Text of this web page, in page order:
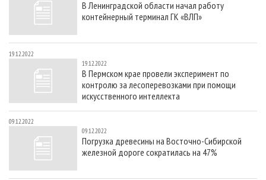
СУШКА ДРЕВЕСИНЫ
ПРОИЗВОДСТВО ДРЕВЕСНЫХ ПЛИТ
ДЕРЕВЯННОЕ ДОМОСТРОЕНИЕ
ПРОИЗВОДСТВО МЕБЕЛИ
БИОЭНЕРГЕТИКА
ЦБП
ИНСТРУМЕНТ И МАТЕРИАЛЫ
ПЕРСОНЫ
МОБИЛЬНЫЕ ВЫСТАВКИ
ПРИОРИТЕТНЫЕ ИНВЕСТПРОЕКТЫ
RUSSIAN FORESTRY REVIEW
ГАЗЕТА ЛЕСПРОМФОРУМ
БИБЛИОТЕКА СПЕЦИАЛИСТА
КОНТАКТЫ
РЕКЛАМА
В Ленинградской области начал работу
контейнерный терминал ГК «ВЛП»
19.12.2022
19.12.2022
В Пермском крае провели эксперимент по
контролю за лесоперевозками при помощи
искусственного интеллекта
09.12.2022
09.12.2022
Погрузка древесины на Восточно-Сибирской
железной дороге сократилась на 47%